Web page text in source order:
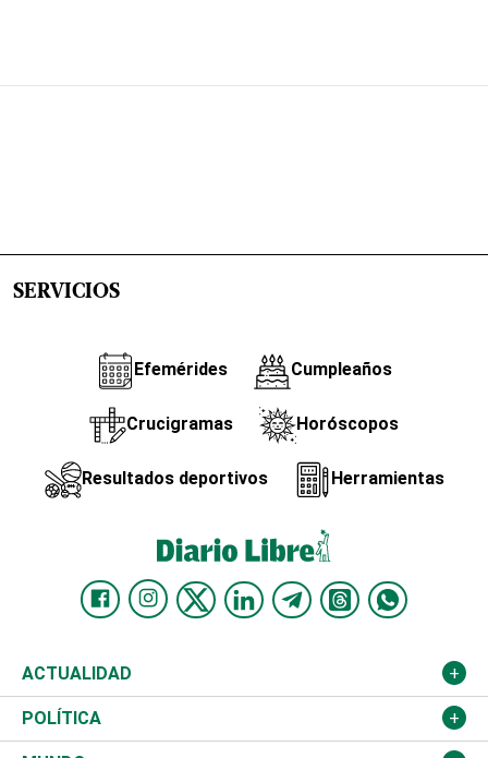
SERVICIOS
Efemérides Cumpleaños
Crucigramas Horóscopos
Resultados deportivos Herramientas
ACTUALIDAD
Nacional
POLÍTICA